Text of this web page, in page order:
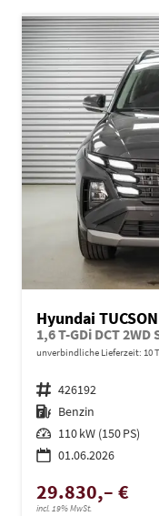
Hyundai TUCSON
1,6 T-GDi DCT 2WD
unverbindliche Lieferzeit: 10
Fahrzeugnr. 426192
Kraftstoff Benzin
Leistung 110 kW (150 PS)
01.06.2026
29.830,– €
incl. 19% MwSt.